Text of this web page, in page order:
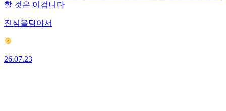
할 것은 이겁니다
진심을담아서
26.07.23